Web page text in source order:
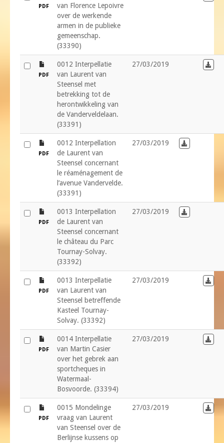
PDF
van Florence Lepoivre
over de werkende
armen in de publieke
gemeenschap.
(33390)
PDF
0012 Interpellatie
van Laurent van
Steensel met
betrekking tot de
herontwikkeling van
de Vanderveldelaan.
(33391)
27/03/2019
PDF
0012 Interpellation
de Laurent van
Steensel concernant
le réaménagement de
l’avenue Vandervelde.
(33391)
27/03/2019 Download in
PDF
0013 Interpellation
de Laurent van
Steensel concernant
le château du Parc
Tournay-Solvay.
(33392)
27/03/2019 Download in
PDF
0013 Interpellatie
van Laurent van
Steensel betreffende
Kasteel Tournay-
Solvay. (33392)
27/03/2019
PDF
0014 Interpellatie
van Martin Casier
over het gebrek aan
sportcheques in
Watermaal-
Bosvoorde. (33394)
27/03/2019
PDF
0015 Mondelinge
vraag van Laurent
van Steensel over de
Berlijnse kussens op
27/03/2019